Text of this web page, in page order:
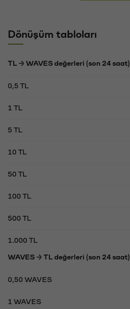
Dönüşüm tabloları
TL → WAVES değerleri (son 24 saat)
0,5 TL
1 TL
5 TL
10 TL
50 TL
100 TL
500 TL
1.000 TL
WAVES → TL değerleri (son 24 saat)
0,50 WAVES
1 WAVES